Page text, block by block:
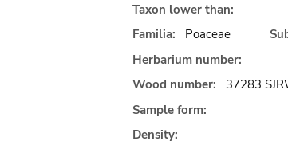
Taxon lower than:
Familia:
Poaceae
Herbarium number:
Wood number:
37283
Sample form:
Density: